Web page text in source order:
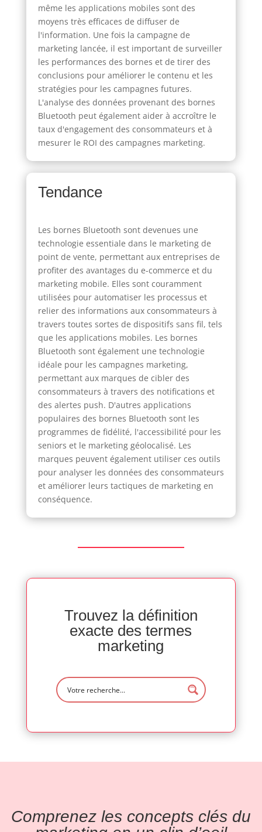
même les applications mobiles sont des
moyens très efficaces de diffuser de
l'information. Une fois la campagne de
marketing lancée, il est important de surveiller
les performances des bornes et de tirer des
conclusions pour améliorer le contenu et les
stratégies pour les campagnes futures.
L'analyse des données provenant des bornes
Bluetooth peut également aider à accroître le
taux d'engagement des consommateurs et à
mesurer le ROI des campagnes marketing.
Tendance
Les bornes Bluetooth sont devenues une
technologie essentiale dans le marketing de
point de vente, permettant aux entreprises de
profiter des avantages du e-commerce et du
marketing mobile. Elles sont couramment
utilisées pour automatiser les processus et
relier des informations aux consommateurs à
travers toutes sortes de dispositifs sans fil, tels
que les applications mobiles. Les bornes
Bluetooth sont également une technologie
idéale pour les campagnes marketing,
permettant aux marques de cibler des
consommateurs à travers des notifications et
des alertes push. D'autres applications
populaires des bornes Bluetooth sont les
programmes de fidélité, l'accessibilité pour les
seniors et le marketing géolocalisé. Les
marques peuvent également utiliser ces outils
pour analyser les données des consommateurs
et améliorer leurs tactiques de marketing en
conséquence.
Trouvez la définition
exacte des termes
marketing
Comprenez les concepts clés du